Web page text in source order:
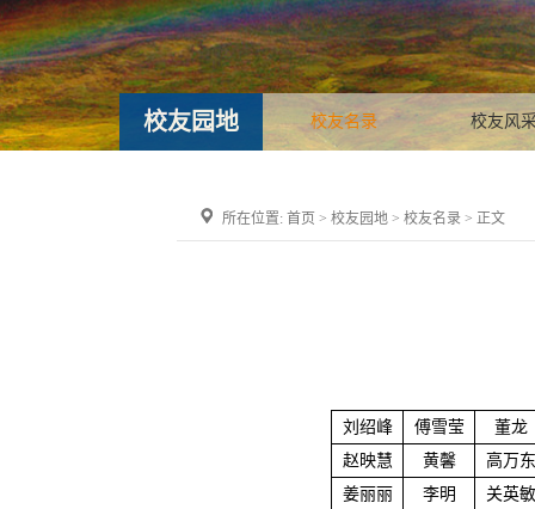
校友园地 校友名录 校友风
所在位置: 首页 > 校友园地 > 校友名录 > 正文
刘绍峰 傅雪莹
董龙
赵映慧
黄馨
高万东
姜丽丽
李明
关英敏